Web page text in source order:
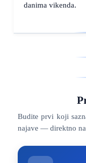
danima vikenda.
Budite prvi koji
najave — direktno